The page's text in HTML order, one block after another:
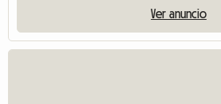
Ver anuncio